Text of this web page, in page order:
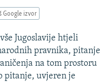
Google izvor
Jugoslavije htjeli
pravnika, pitanje
na tom prostoru
pitanje, uvjeren je